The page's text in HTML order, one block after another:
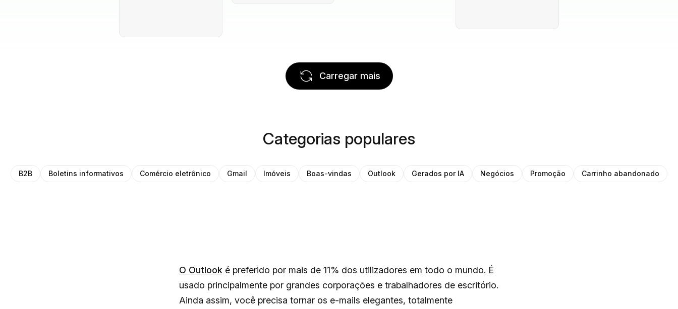
Carregar mais
Categorias populares
B2B Boletins informativos Comércio eletrônico Gmail Imóveis Boas-vindas Outlook Gerados por IA Negócios Promoção Carrinho abandonado
O Outlook é preferido por mais de 11% dos utilizadores em todo o mundo. É
usado principalmente por grandes corporações e trabalhadores de escritório.
Ainda assim, você precisa tornar os e-mails elegantes, totalmente